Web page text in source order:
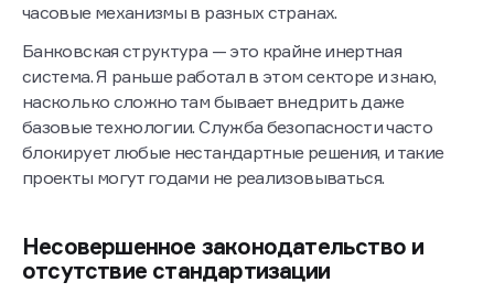
часовые механизмы в разных странах.
Банковская структура — это крайне инертная
система. Я раньше работал в этом секторе и знаю,
насколько сложно там бывает внедрить даже
базовые технологии. Служба безопасности часто
блокирует любые нестандартные решения, и такие
проекты могут годами не реализовываться.
Несовершенное законодательство и
отсутствие стандартизации